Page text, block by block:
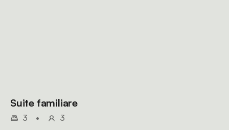
Suite familiare
3 •
3